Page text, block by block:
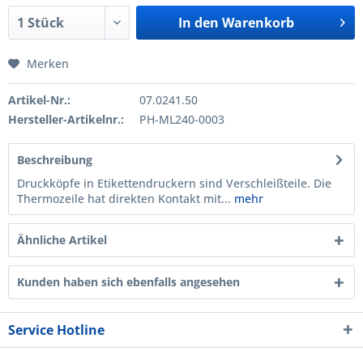
In den Warenkorb
Merken
Artikel-Nr.:
07.0241.50
Hersteller-Artikelnr.:
PH-ML240-0003
Beschreibung
Druckköpfe in Etikettendruckern sind Verschleißteile. Die
Thermo­zeile hat direkten Kontakt mit... mehr
Ähnliche Artikel
Kunden haben sich ebenfalls angesehen
Service Hotline